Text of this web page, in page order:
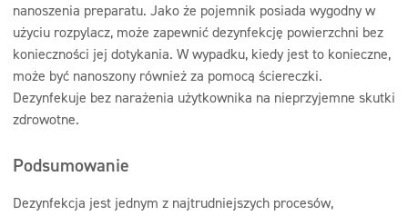
nanoszenia preparatu. Jako że pojemnik posiada wygodny w
użyciu rozpylacz, może zapewnić dezynfekcję powierzchni bez
konieczności jej dotykania. W wypadku, kiedy jest to konieczne,
może być nanoszony również za pomocą ściereczki.
Dezynfekuje bez narażenia użytkownika na nieprzyjemne skutki
zdrowotne.
Podsumowanie
Dezynfekcja jest jednym z najtrudniejszych procesów,